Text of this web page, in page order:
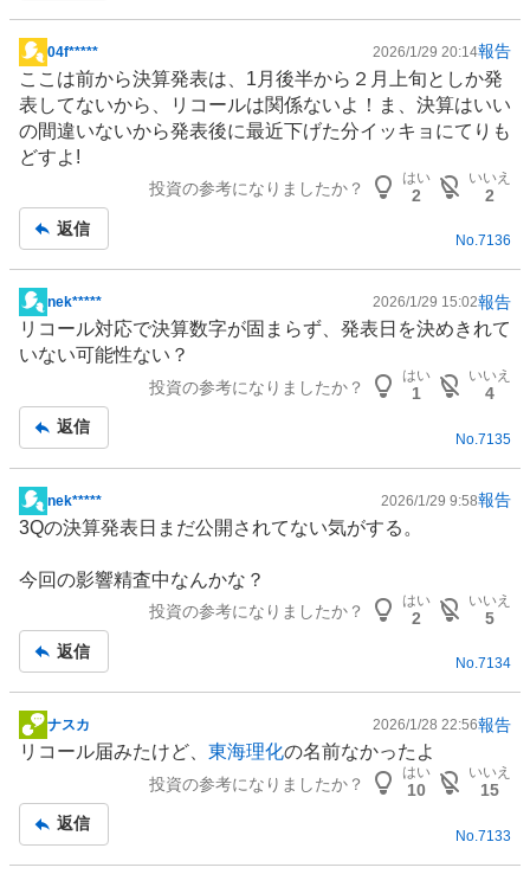
掲
示
板
記
事
04f***** 2026/1/29 20:14報告
ここは前から決算発表は、1月後半から２月上旬としか発
表してないから、リコールは関係ないよ！ま、決算はいい
の間違いないから発表後に最近下げた分イッキョにてりも
どすよ!
投資の参考になりましたか？
はい
2
いいえ
2
返信
No.7136
掲
示
板
nek***** 2026/1/29 15:02報告
リコール対応で決算数字が固まらず、発表日を決めきれて
いない可能性ない？
投資の参考になりましたか？
はい
1
いいえ
4
返信
No. 7135
掲
示
記
nek***** 2026/1/29 9:58報告
3Qの決算発表日まだ公開されてない気がする。
今回の影響精査中なんかな？
投資の参考になりましたか？
はい
2
いいえ
5
返信
No.7134
掲
示
事
ナスカ 2026/1/28 22:56報告
リコール届みたけど、 東海理化の名前なかったよ
投資の参考になりましたか？
はい
10
いいえ
15
返信
No. 7133